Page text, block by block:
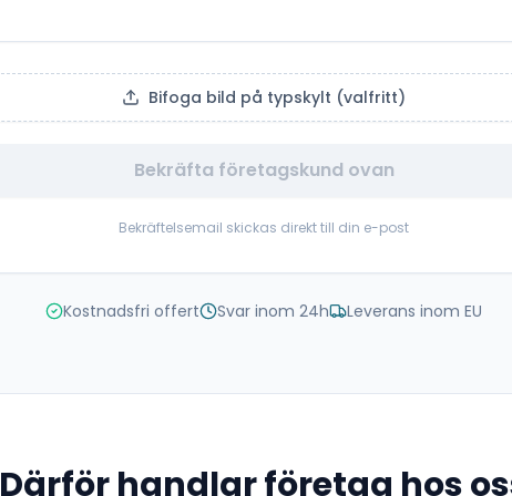
Bifoga bild på typskylt (valfritt)
Bekräfta företagskund ovan
Bekräftelsemail skickas direkt till din e-post
Kostnadsfri offert Svar inom 24h Leverans inom EU
Därför handlar företag hos